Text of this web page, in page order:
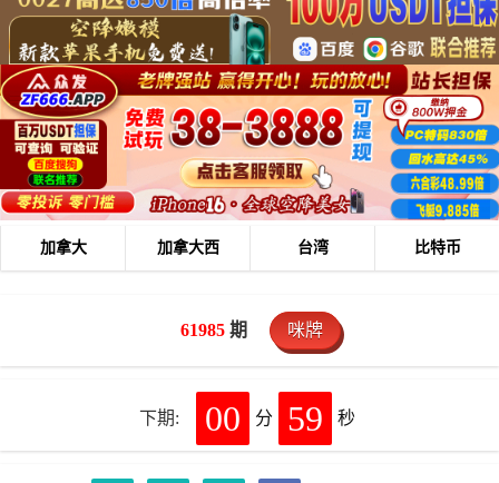
加拿大 加拿大西 台湾 比特币
61985 期 咪牌
下期: 00 分 59 秒